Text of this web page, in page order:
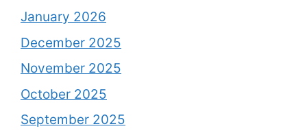
January 2026
December 2025
November 2025
October 2025
September 2025